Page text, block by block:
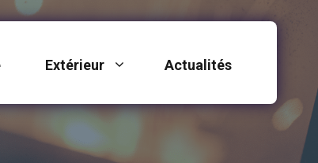
Extérieur Actualités